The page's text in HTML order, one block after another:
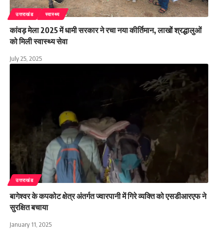
उत्तराखंड स्वास्थ्य
कांवड़ मेला 2025 में धामी सरकार ने रचा नया कीर्तिमान, लाखों श्रद्धालुओं
को मिली स्वास्थ्य सेवा
July 25, 2025
उत्तराखंड
बागेश्वर के कपकोट क्षेत्र अंतर्गत ज्वारपानी में गिरे व्यक्ति को एसडीआरएफ ने
सुरक्षित बचाया
January 11, 2025